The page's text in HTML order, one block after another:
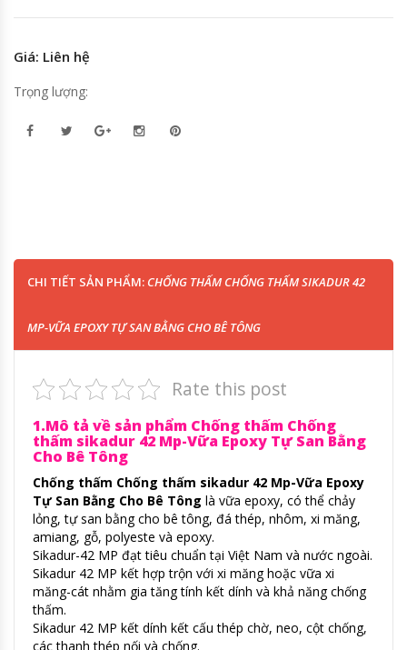
Giá: Liên hệ
Trọng lượng:
CHI TIẾT SẢN PHẨM: CHỐNG THẤM CHỐNG THẤM SIKADUR 42
MP-VỮA EPOXY TỰ SAN BẰNG CHO BÊ TÔNG
Rate this post
1.Mô tả về sản phẩm Chống thấm Chống
thấm sikadur 42 Mp-Vữa Epoxy Tự San Bằng
Cho Bê Tông
Chống thấm Chống thấm sikadur 42 Mp-Vữa Epoxy
Tự San Bằng Cho Bê Tông là vữa epoxy, có thể chảy
lỏng, tự san bằng cho bê tông, đá thép, nhôm, xi măng,
amiang, gỗ, polyeste và epoxy.
Sikadur-42 MP đạt tiêu chuẩn tại Việt Nam và nước ngoài.
Sikadur 42 MP kết hợp trộn với xi măng hoặc vữa xi
măng-cát nhằm gia tăng tính kết dính và khả năng chống
thấm.
Sikadur 42 MP kết dính kết cấu thép chờ, neo, cột chống,
các thanh thép nối và chống.